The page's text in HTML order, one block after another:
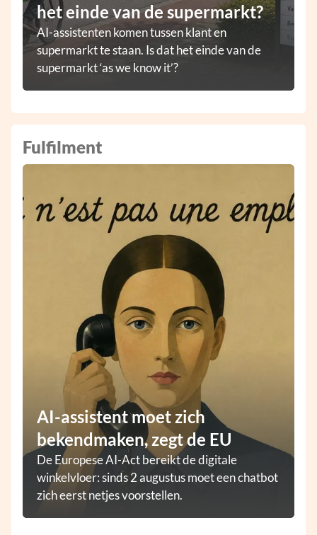
het einde van de supermarkt?
AI-assistenten komen tussen klant en
supermarkt te staan. Is dat het einde van de
supermarkt ‘as we know it’?
Fulfilment
AI-assistent moet zich
bekendmaken, zegt de EU
De Europese AI-Act bereikt de digitale
winkelvloer: sinds 2 augustus moet een chatbot
zich eerst netjes voorstellen.